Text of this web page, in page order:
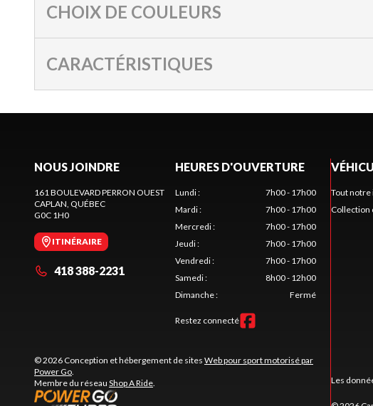
CHOIX DE COULEURS
CARACTÉRISTIQUES
NOUS JOINDRE
161 BOULEVARD PERRON OUEST
CAPLAN, QUÉBEC
G0C 1H0
ITINÉRAIRE
418 388-2231
HEURES D'OUVERTURE
Lundi:
7h00 - 17h00
Mardi:
7h00 - 17h00
Mercredi:
7h00 - 17h00
Jeudi:
7h00 - 17h00
Vendredi:
7h00 - 17h00
Samedi:
8h00 - 12h00
Dimanche: Fermé
Restez connecté
© 2026 Conception et hébergement de sites Web pour sport motorisé par
Power Go.
Membre du réseau Shop A Ride.
Tout
Collection
Les